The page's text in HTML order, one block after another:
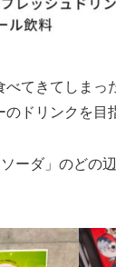
べてきてしまっ
ドリンクを目
ソーダ」のどの